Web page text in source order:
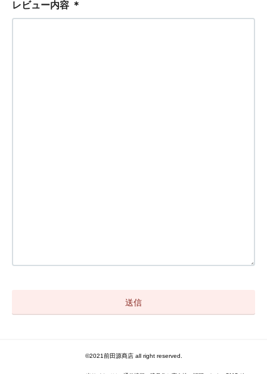
レビュー内容 ＊
©2021前田源商店 all right reserved.